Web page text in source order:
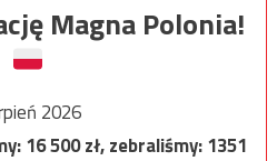
Magna Polonia!
2026
16 500zł, zebraliśmy:1351